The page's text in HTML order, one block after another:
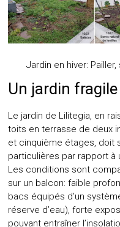
Jardin en hiver:
Un jardin fragile
Le jardin de Lilitegia, en
toits en terrasse de deux
et cinquième étages, doit
particulières par rapport à
Les conditions sont
sur un balcon: faible
bacs équipés d’un
réserve d’eau), forte
pouvant entraîner